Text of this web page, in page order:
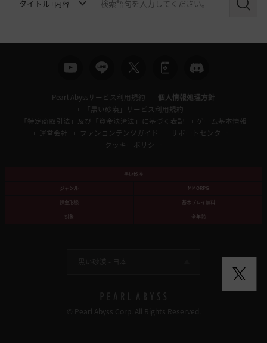
検
Pearl Abyssサービス利用規約
個人情報処理方針
「黒い砂漠」サービス利用規約
「特定商取引法」及び「資金決済法」に基づく表記
ゲーム基本情報
運営会社
ファンコンテンツガイド
サポートセンター
クッキーポリシー
黒い砂漠
ジャンル
MMORPG
課金形態
基本プレイ無料
対象
全年齢
黒い砂漠 - 日本
© Pearl Abyss Corp. All Rights Reserved.